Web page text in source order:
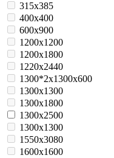
315x385
400x400
600x900
1200x1200
1200x1800
1220x2440
1300*2x1300x600
1300x1300
1300x1800
1300x2500
1300х1300
1550x3080
1600x1600